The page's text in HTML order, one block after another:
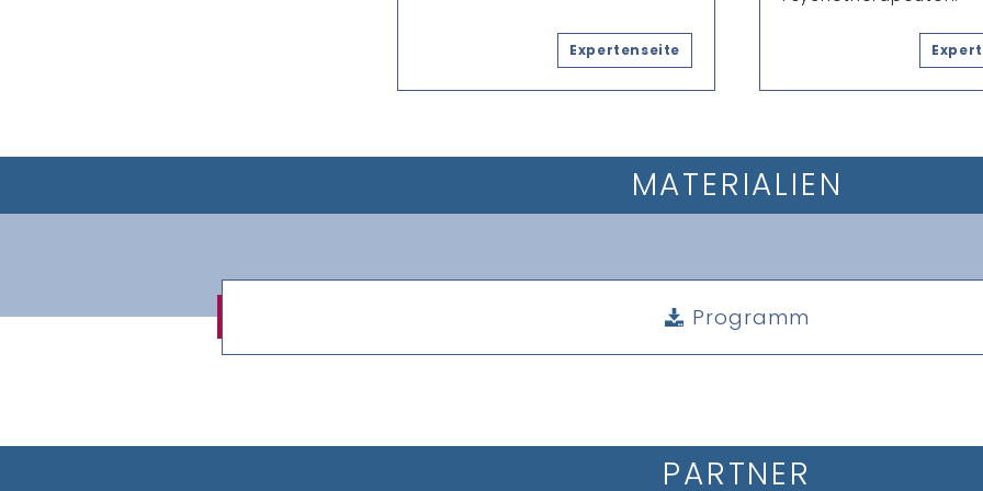
Expertenseite
MATERIALIEN
Programm
PARTNER